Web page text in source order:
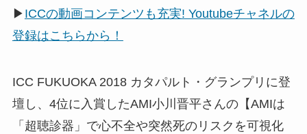
▶ ICCの動画コンテンツも充実! Youtubeチャネルの
登録はこちらから！
ICC FUKUOKA 2018 カタパルト・グランプリに登
壇し、4位に入賞したAMI小川晋平さんの【AMIは
「超聴診器」で心不全や突然死のリスクを可視化